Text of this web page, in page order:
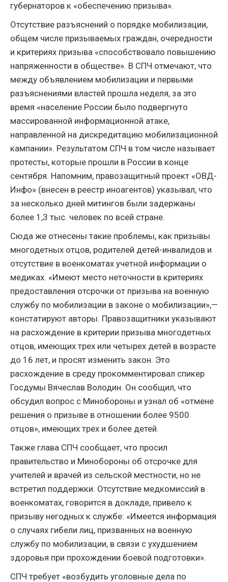
губернаторов к «обеспечению призыва».
Отсутствие разъяснений о порядке мобилизации,
общем числе призываемых граждан, очередности
и критериях призыва «способствовало повышению
напряженности в обществе». В СПЧ отмечают, что
между объявлением мобилизации и первыми
разъяснениями властей прошла неделя, за это
время «население России было подвергнуто
массированной информационной атаке,
направленной на дискредитацию мобилизационной
кампании». Результатом СПЧ в том числе называет
протесты, которые прошли в России в конце
сентября. Напомним, правозащитный проект «ОВД-
Инфо» (внесен в реестр иноагентов) указывал, что
за несколько дней митингов были задержаны
более 1,3 тыс. человек по всей стране.
Сюда же отнесены такие проблемы, как призывы
многодетных отцов, родителей детей-инвалидов и
отсутствие в военкоматах учетной информации о
медиках. «Имеют место неточности в критериях
предоставления отсрочки от призыва на военную
службу по мобилизации в законе о мобилизации»,—
констатируют авторы. Правозащитники указывают
на расхождение в критерии призыва многодетных
отцов, имеющих трех или четырех детей в возрасте
до 16 лет, и просят изменить закон. Это
расхождение в среду прокомментировал спикер
Госдумы Вячеслав Володин. Он сообщил, что
обсудил вопрос с Минобороны и узнал об «отмене
решения о призыве в отношении более 9500
отцов», имеющих трех и более детей.
Также глава СПЧ сообщает, что просил
правительство и Минобороны об отсрочке для
учителей и врачей из сельской местности, но не
встретил поддержки. Отсутствие медкомиссий в
военкоматах, говорится в докладе, привело к
призыву негодных к службе: «Имеется информация
о случаях гибели лиц, призванных на военную
службу по мобилизации, в связи с ухудшением
здоровья при прохождении боевой подготовки».
СПЧ требует «возбудить уголовные дела по